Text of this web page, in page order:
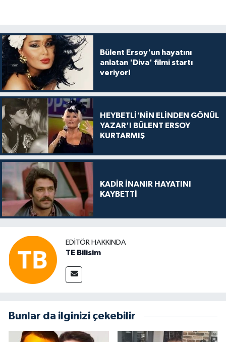
Bülent Ersoy'un hayatını
anlatan 'Diva' filmi startı
veriyor!
HEYBETLİ'NİN ELİNDEN GÖNÜL
YAZAR'I BÜLENT ERSOY
KURTARMIŞ
KADİR İNANIR HAYATINI
KAYBETTİ
EDITÖR HAKKINDA
TE Bilisim
Bunlar da ilginizi çekebilir